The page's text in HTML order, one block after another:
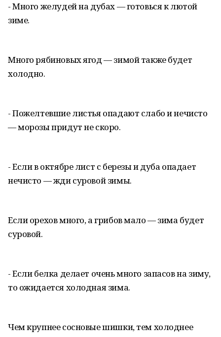
- Много желудей на дубах — готовься к лютой
зиме.
Много рябиновых ягод — зимой также будет
холодно.
- Пожелтевшие листья опадают слабо и нечисто
— морозы придут не скоро.
- Если в октябре лист с березы и дуба опадает
нечисто — жди суровой зимы.
Если орехов много, а грибов мало — зима будет
суровой.
- Если белка делает очень много запасов на зиму,
то ожидается холодная зима.
Чем крупнее сосновые шишки, тем холоднее